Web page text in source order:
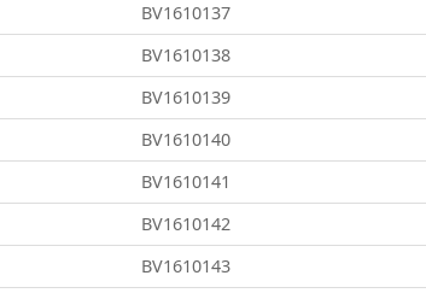
BV1610137
BV1610138
BV1610139
BV1610140
BV1610141
BV1610142
BV1610143